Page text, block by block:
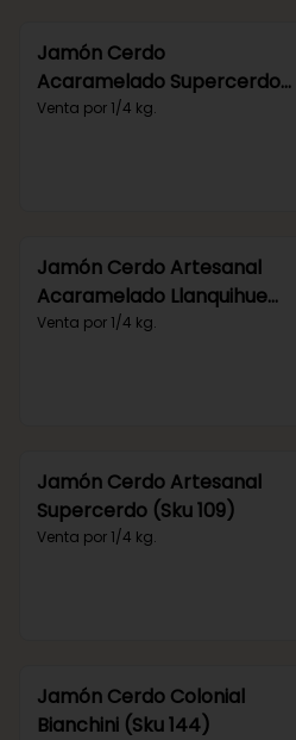
Jamón Cerdo
Acaramelado Supercerdo
(Sku 110)
Venta por 1/4 kg.
Jamón Cerdo Artesanal
Acaramelado Llanquihue
(Sku 180)
Venta por 1/4 kg.
Jamón Cerdo Artesanal
Supercerdo (Sku 109)
Venta por 1/4 kg.
Jamón Cerdo Colonial
Bianchini (Sku 144)